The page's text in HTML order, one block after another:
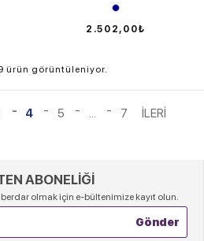
2.502,00₺
ürün görüntüleniyor.
4 5 ... 7
ABONELİĞİ
olmak için e-bültenimize kayıt olun.